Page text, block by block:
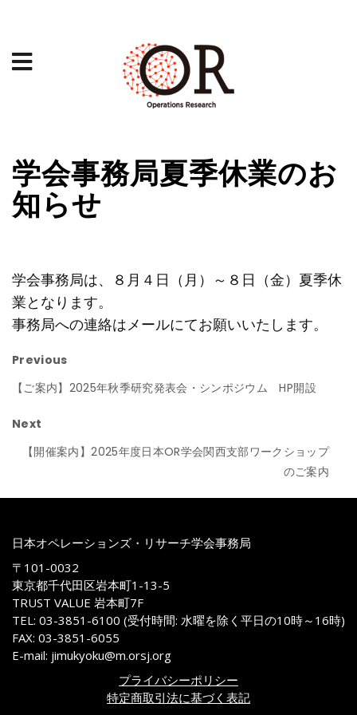
学会事務局夏季休業のお
知らせ
学会事務局は、８月４日（月）～８日（金）夏季休
業となります。
事務局への連絡はメールにてお願いいたします。
Previous
【ご案内】2025年秋季研究発表会・シンポジウム HP開設
Next
【開催案内】2025年度日本OR学会関西支部ワークショップ
のご案内
日本オペレーションズ・リサーチ学会事務局
〒101-0032
東京都千代田区岩本町1-13-5
TRUST VALUE 岩本町7F
TEL: 03-3851-6100 (受付時間: 水曜を除く平日の10時～16時)
FAX: 03-3851-6055
E-mail: jimukyoku@m.orsj.org
プライバシーポリシー
特定商取引法に基づく表記